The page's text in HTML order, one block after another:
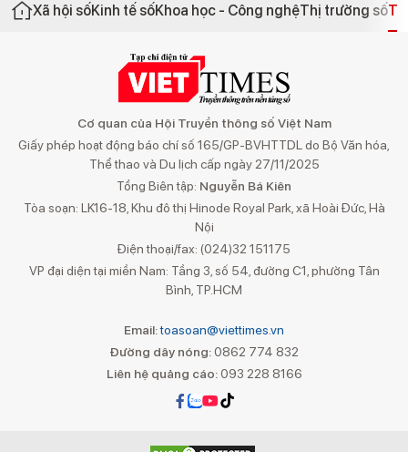
Xã hội sốKinh tế sốKhoa học - Công nghệThị trường số
Cơ quan của Hội Truyền thông số Việt Nam
Giấy phép hoạt động báo chí số 165/GP-BVHTTDL do Bộ Văn hóa,
Thể thao và Du lịch cấp ngày 27/11/2025
Tổng Biên tập: Nguyễn Bá Kiên
Tòa soạn: LK16-18, Khu đô thị Hinode Royal Park, xã Hoài Đức, Hà
Nội
Điện thoại/fax: (024)32 151175
VP đại diện tại miền Nam: Tầng 3, số 54, đường C1, phường Tân
Bình, TP.HCM
Email:toasoan@viettimes.vn
Đường dây nóng: 0862 774 832
Liên hệ quảng cáo:093 228 8166